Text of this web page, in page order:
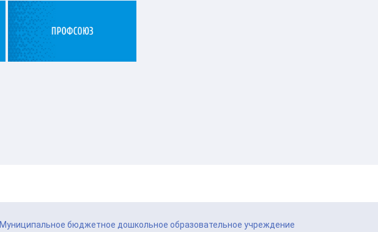
Муниципальное бюджетное дошкольное образовательное учреждение